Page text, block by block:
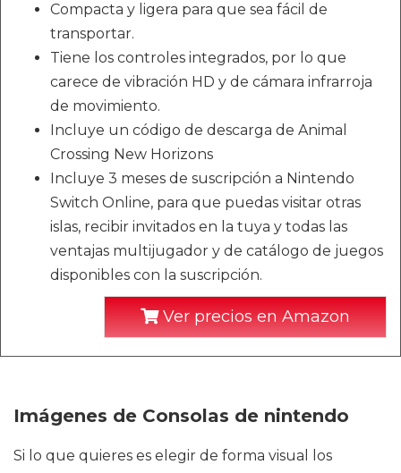
Compacta y ligera para que sea fácil de
transportar.
Tiene los controles integrados, por lo que
carece de vibración HD y de cámara infrarroja
de movimiento.
Incluye un código de descarga de Animal
Crossing New Horizons
Incluye 3 meses de suscripción a Nintendo
Switch Online, para que puedas visitar otras
islas, recibir invitados en la tuya y todas las
ventajas multijugador y de catálogo de juegos
disponibles con la suscripción.
Ver precios en Amazon
Imágenes de Consolas de nintendo
Si lo que quieres es elegir de forma visual los